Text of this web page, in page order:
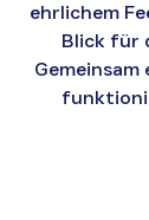
ehrlichem
Blick für